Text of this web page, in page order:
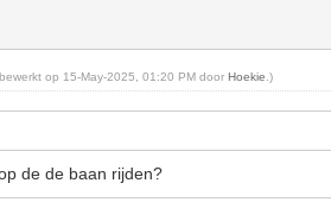
op 15-May-2025, 01:20 PM doorHoekie .)
de de baan rijden?